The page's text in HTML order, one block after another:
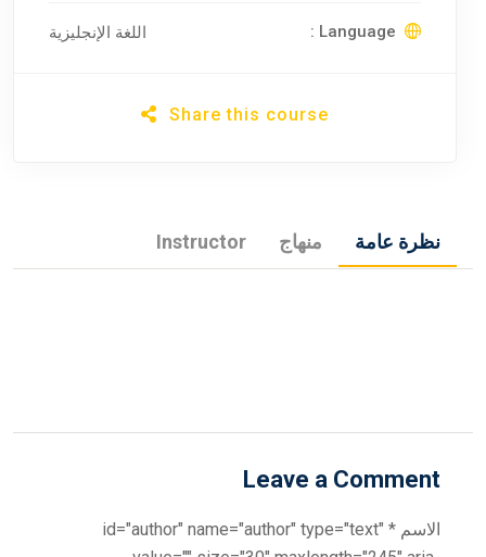
نظرة عامة منهاج Instructor
Leave a Comment
الاسم * id="author" name="author" type="text"
Language : اللغة الإنجليزية
Share this course